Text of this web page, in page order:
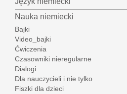
Nauka niemiecki
Bajki
Video_bajki
Ćwiczenia
Czasowniki nieregularne
Dialogi
Dla nauczycieli i nie tylko
Fiszki dla dzieci